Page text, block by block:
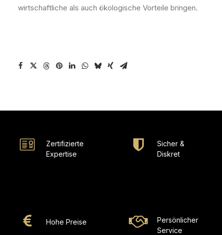
wirtschaftliche als auch ökologische Vorteile bringen.
Zertifizierte
Expertise
Sicher &
Diskret
Hohe Preise
Persönlicher
Service